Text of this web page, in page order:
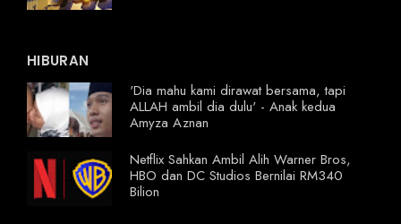
HIBURAN
'Dia mahu kami dirawat bersama, tapi
ALLAH ambil dia dulu' - Anak kedua
Amyza Aznan
Netflix Sahkan Ambil Alih Warner Bros,
HBO dan DC Studios Bernilai RM340
Bilion